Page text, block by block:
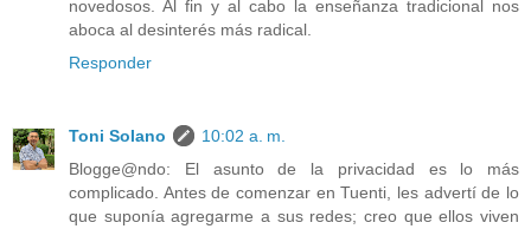
novedosos. Al fin y al cabo la enseñanza tradicional nos
aboca al desinterés más radical.
Responder
Toni Solano
10:02 a. m.
Blogge@ndo: El asunto de la privacidad es lo más
complicado. Antes de comenzar en Tuenti, les advertí de lo
que suponía agregarme a sus redes; creo que ellos viven